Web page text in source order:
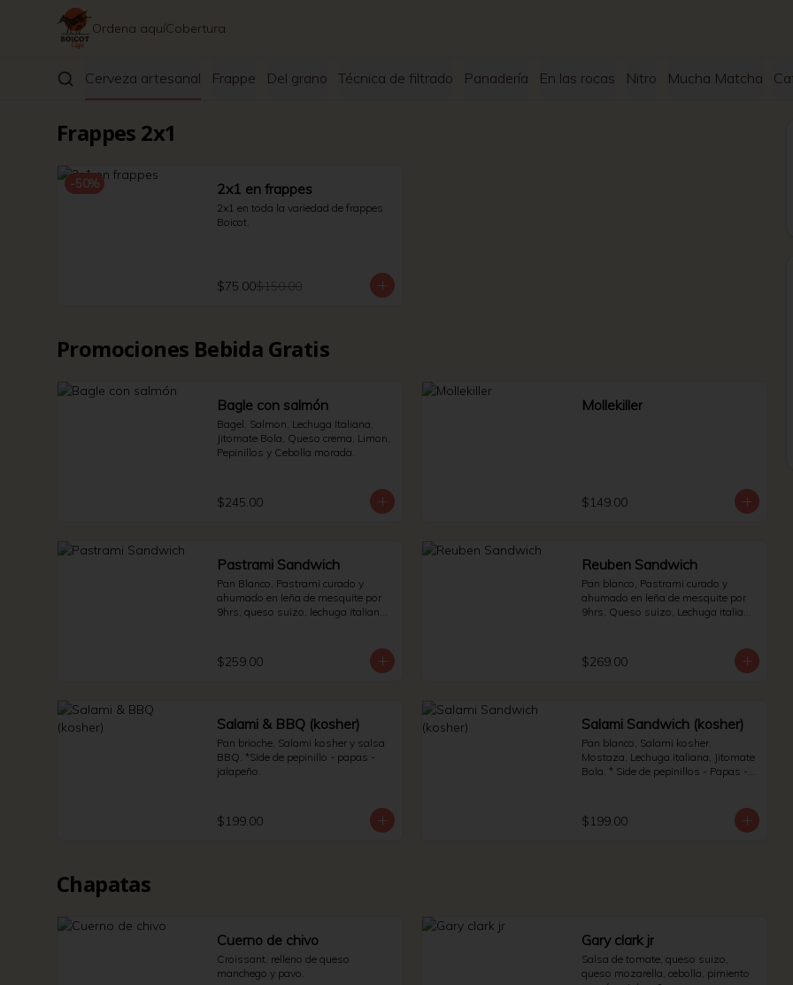
Ordena aquíCobertura
Infusiones Cerveza artesanal Frappe Del grano Técnica de filtrado Panadería En las rocas Nitro Mucha Matcha
Frappes 2x1
-50% 2x1 en frappes
2x1 en toda la variedad de frappes
Boicot.
$75.00$150.00
Promociones Bebida Gratis
Bagle con salmón
Bagel, Salmon, Lechuga Italiana,
Jitomate Bola, Queso crema, Limon,
Pepinillos y Cebolla morada.
$245.00
Mollekiller
$149.00
Pastrami Sandwich
Pan Blanco, Pastrami curado y
ahumado en leña de mesquite por
9hrs, queso suizo, lechuga italiana
$259.00
Reuben Sandwich
Pan blanco, Pastrami curado y
ahumado en leña de mesquite por
9hrs, Queso suizo, Lechuga italiana
$269.00
Salami & BBQ (kosher)
Pan brioche, Salami kosher y salsa
BBQ. *Side de pepinillo - papas -
jalapeño.
$199.00
Salami Sandwich (kosher)
Pan blanco, Salami kosher,
Mostaza, Lechuga italiana, Jitomate
Bola. * Side de pepinillos - Papas -
$199.00
Chapatas
Cuerno de chivo
Croissant, relleno de queso
manchego y pavo.
Gary clark jr
Salsa de tomate, queso suizo,
queso mozarella, cebolla, pimiento